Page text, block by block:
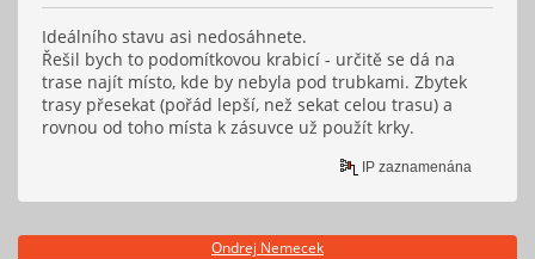
Ideálního stavu asi nedosáhnete.
Řešil bych to podomítkovou krabicí - určitě se dá na
trase najít místo, kde by nebyla pod trubkami. Zbytek
trasy přesekat (pořád lepší, než sekat celou trasu) a
rovnou od toho místa k zásuvce už použít krky.
IP zaznamenána
Ondrej Nemecek